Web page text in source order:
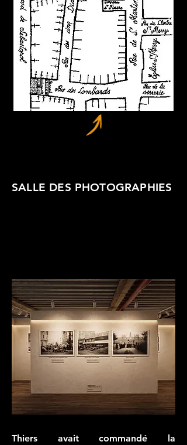
SALLE DES PHOTOGRAPHIES
Thiers avait commandé la